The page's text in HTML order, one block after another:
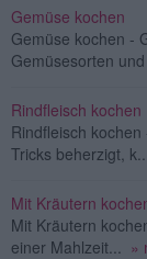
Gemüse kochen
Gemüse kochen -
Gemüsesorten und
Rindfleisch kochen
Rindfleisch
Tricks beherzigt, k...
Mit Kräutern
Mit Kräutern
einer Mahlzeit...
»